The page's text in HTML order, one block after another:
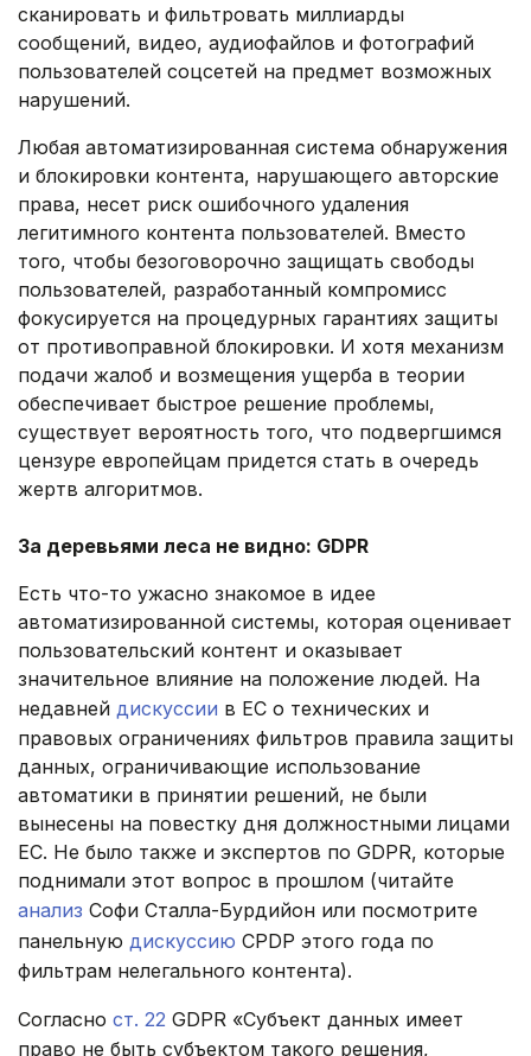
сканировать и фильтровать миллиарды
сообщений, видео, аудиофайлов и фотографий
пользователей соцсетей на предмет возможных
нарушений.
Любая автоматизированная система обнаружения
и блокировки контента, нарушающего авторские
права, несет риск ошибочного удаления
легитимного контента пользователей. Вместо
того, чтобы безоговорочно защищать свободы
пользователей, разработанный компромисс
фокусируется на процедурных гарантиях защиты
от противоправной блокировки. И хотя механизм
подачи жалоб и возмещения ущерба в теории
обеспечивает быстрое решение проблемы,
существует вероятность того, что подвергшимся
цензуре европейцам придется стать в очередь
жертв алгоритмов.
За деревьями леса не видно: GDPR
Есть что-то ужасно знакомое в идее
автоматизированной системы, которая оценивает
пользовательский контент и оказывает
значительное влияние на положение людей. На
недавней дискуссии в ЕС о технических и
правовых ограничениях фильтров правила защиты
данных, ограничивающие использование
автоматики в принятии решений, не были
вынесены на повестку дня должностными лицами
ЕС. Не было также и экспертов по GDPR, которые
поднимали этот вопрос в прошлом (читайте
анализ Софи Сталла-Бурдийон или посмотрите
панельную дискуссию CPDP этого года по
фильтрам нелегального контента).
Согласно ст. 22 GDPR «Субъект данных имеет
право не быть субъектом такого решения,